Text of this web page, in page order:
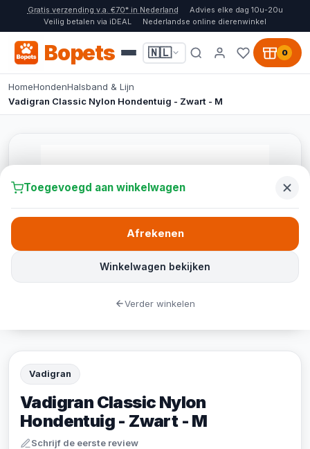
Gratis verzending v.a. €70* in Nederland
Advies elke dag 10u-20u
Veilig betalen via iDEAL
Nederlandse online dierenwinkel
Bopets 🇳🇱 0
HomeHondenHalsband & Lijn
Vadigran Classic Nylon Hondentuig - Zwart - M
Vadigran
Vadigran Classic Nylon
Hondentuig - Zwart - M
Schrijf de eerste review
Toegevoegd aan winkelwagen
Winkelwagen bekijken
Afrekenen
Verder winkelen